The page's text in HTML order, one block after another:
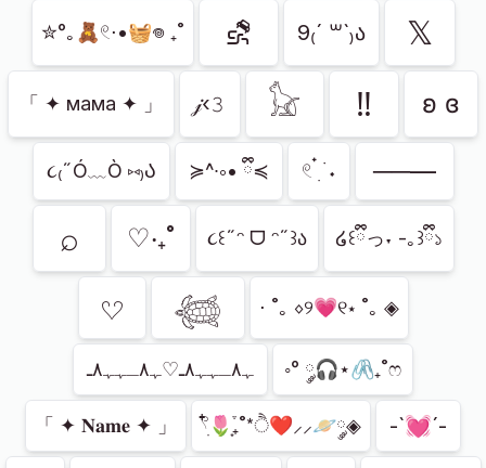
✮°｡🧸𓏲⋅•🧺𖦹 ₊˚ ⛐ 9₍´ ꒳`₎ა 𝕏
「 ✦ мама ✦ 」 𝒿‹𝟹 𓃠 ‼ ʚ ɞ
૮₍˶Ó﹏Ò ⑅₎Ა ≽^∙༚• ྀི≼ 𓏲 ๋࣭ ࣪ ˖ ──—
⌕ ♡‧₊˚ ૮꒰˶ᵔ ᗜ ᵔ˶꒱ა ໒꒰ྀིっ˕ -｡꒱ྀི১
𔘓 𓆉 ⋅ ˚｡ ⋄୨💗୧⋆ ˚｡ ◈
ﮩ٨ـﮩﮩ٨ـ♡ﮩ٨ـﮩﮩ٨ـ ◦° ༘🎧⋆🖇₊˚ෆ
「 ✦ 𝐍𝐚𝐦𝐞 ✦ 」 𓍢ִ໋🌷͙֒₊˚*ੈ❤⸝⸝🪐༘◈ -`💓´-